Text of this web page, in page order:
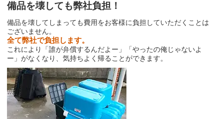
備品を壊しても弊社負担！
備品を壊してしまっても費用をお客様に負担していただくことは
ございません。
全て弊社で負担します。
これにより「誰が弁償するんだよー」「やったの俺じゃないよ
ー」がなくなり、気持ちよく帰ることができます。